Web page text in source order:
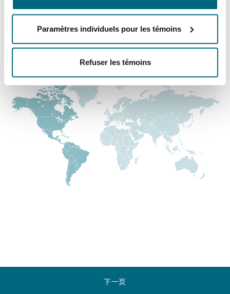
Paramètres individuels pour les témoins
Refuser les témoins
Property
Reinsurance
Specialty
兰治县
尼克斯
藩市
敦
德里
彻斯特，新贝利广场2号
+56 224990400
下一页